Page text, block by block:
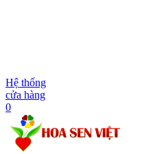
Hệ thống
cửa hàng
0